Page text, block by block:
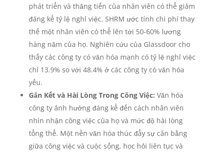
phát triển và thăng tiến của nhân viên có thể giảm
đáng kể tỷ lệ nghỉ việc. SHRM ước tính chi phí thay
thế một nhân viên có thể lên tới 50-60% lương
hàng năm của họ. Nghiên cứu của Glassdoor cho
thấy các công ty có văn hóa mạnh có tỷ lệ nghỉ việc
chỉ 13.9% so với 48.4% ở các công ty có văn hóa
yếu.
Gắn Kết và Hài Lòng Trong Công Việc: Văn hóa
công ty ảnh hưởng đáng kể đến cách nhân viên
nhìn nhận công việc của họ và mức độ hài lòng
tổng thể. Một nền văn hóa thúc đẩy sự cân bằng
giữa công việc và cuộc sống, học hỏi liên tục và